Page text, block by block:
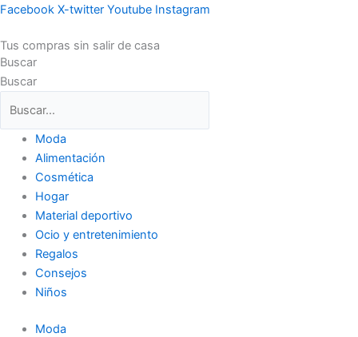
Ir
contenido
Facebook X-twitter Youtube Instagram
Tus compras sin salir de casa
Buscar
Buscar
Moda
Alimentación
Cosmética
Hogar
Material deportivo
Ocio y entretenimiento
Regalos
Consejos
Niños
Moda